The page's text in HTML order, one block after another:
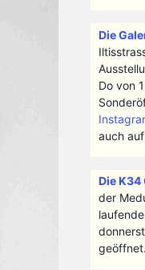
Die
Do von
auch auf
Die K34
der